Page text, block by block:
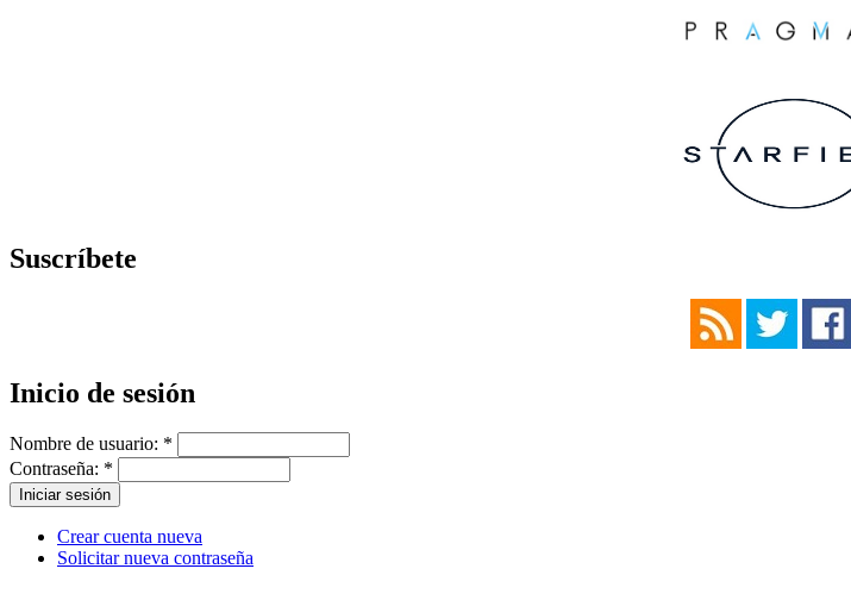
Suscríbete
Inicio de sesión
Nombre de usuario: *
Contraseña: *
Crear cuenta nueva
Solicitar nueva contraseña